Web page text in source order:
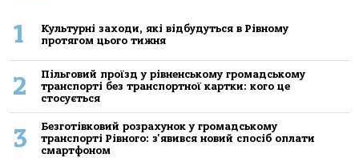
1
Культурні заходи, які відбудуться в Рівному
протягом цього тижня
2
Пільговий проїзд у рівненському громадському
транспорті без транспортної картки: кого це
стосується
3
Безготівковий розрахунок у громадському
транспорті Рівного: з'явився новий спосіб оплати
смартфоном